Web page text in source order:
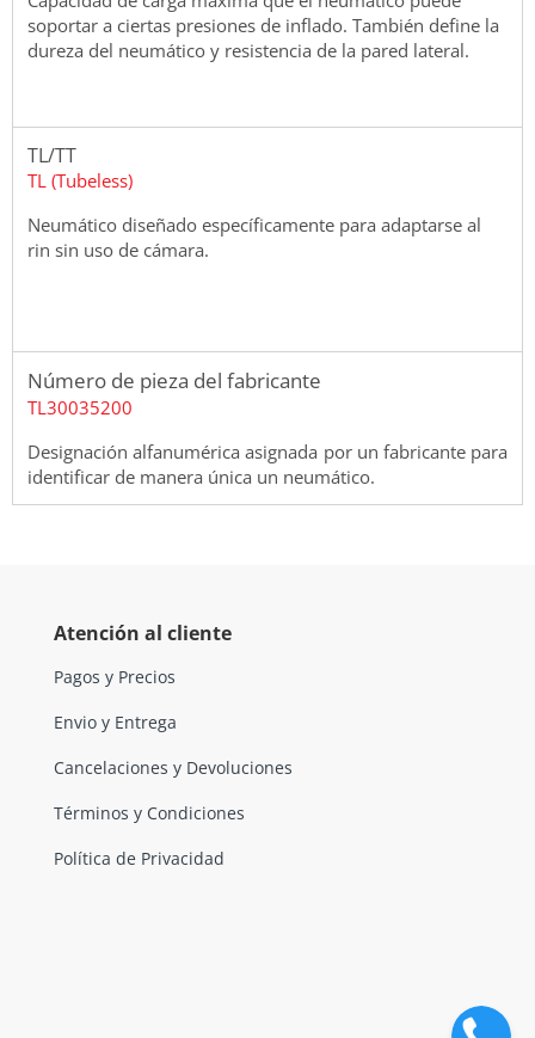
soportar a ciertas presiones de inflado. También define la
dureza del neumático y resistencia de la pared lateral.
TL/TT
TL (Tubeless)
Neumático diseñado específicamente para adaptarse al
rin sin uso de cámara.
Número de pieza del fabricante
TL30035200
Designación alfanumérica asignada por un fabricante para
identificar de manera única un neumático.
Atención al cliente
Pagos y Precios
Envio y Entrega
Cancelaciones y Devoluciones
Términos y Condiciones
Política de Privacidad